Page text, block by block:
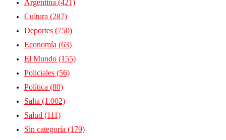
Argentina (421)
Cultura (287)
Deportes (750)
Economía (63)
El Mundo (155)
Policiales (56)
Política (80)
Salta (1.002)
Salud (111)
Sin categoría (179)